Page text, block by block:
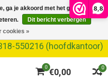
8,8
550216 (hoofdkantoor)
0
0 €0,00
ga je akkoord met het gebruik van
Dit bericht verbergen
cookies »